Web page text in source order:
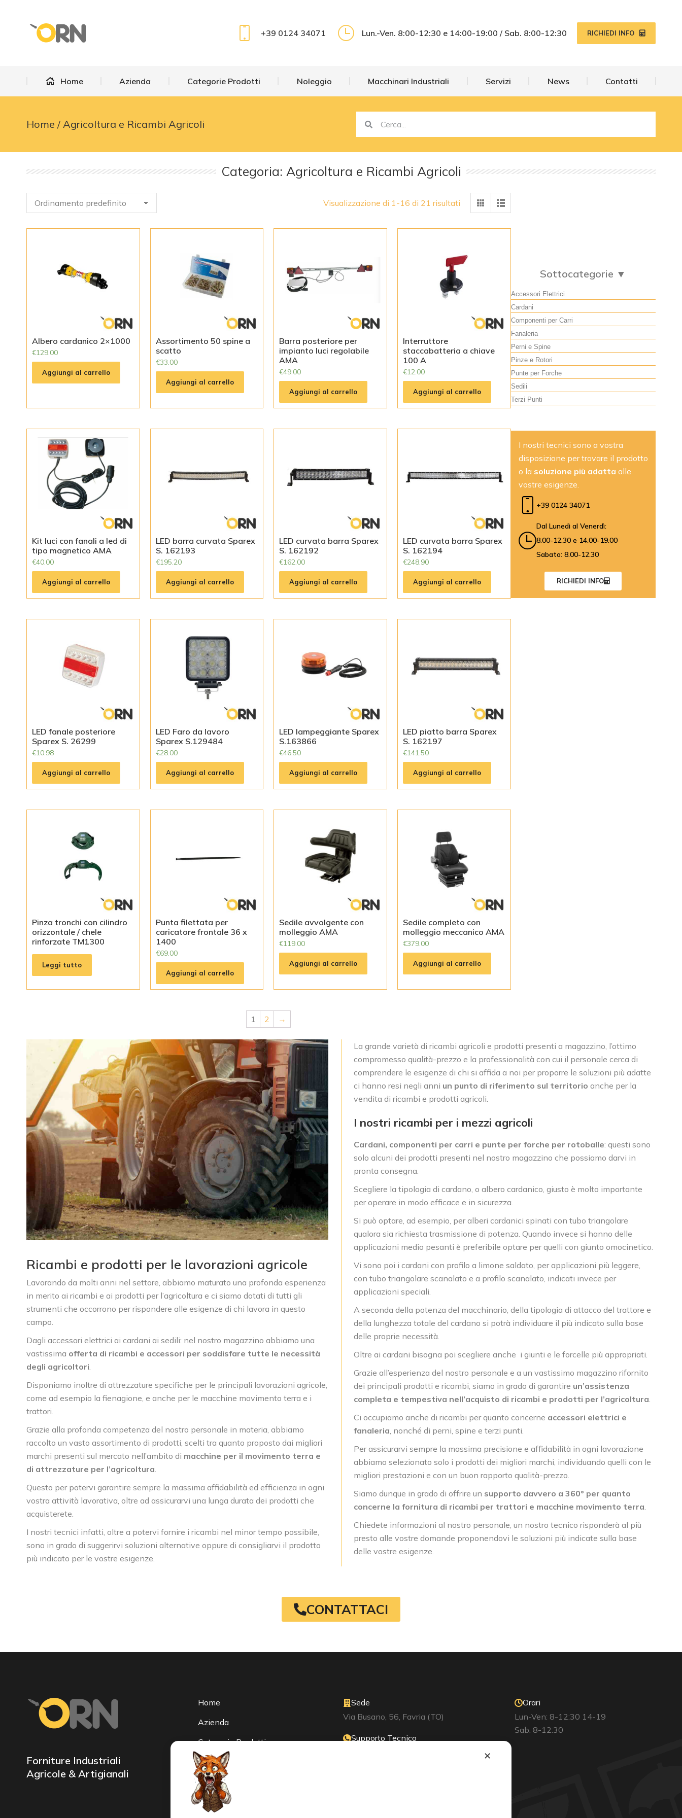
+39 0124 34071 Lun.-Ven. 8:00-12:30 e 14:00-19:00 / Sab. 8:00-12:30 RICHIEDI INFO
Home Azienda Categorie Prodotti Noleggio Macchinari Industriali Servizi News Contatti
You are here:
Home Agricoltura e Ricambi Agricoli
Categoria: Agricoltura e Ricambi Agricoli
Visualizzazione di 1-16 di 21 risultati
Albero cardanico 2×1000
€129.00
Aggiungi al carrello
Assortimento 50 spine a
scatto
€33.00
Aggiungi al carrello
Barra posteriore per
impianto luci regolabile
AMA
€49.00
Aggiungi al carrello
Interruttore
staccabatteria a chiave
100 A
€12.00
Aggiungi al carrello
Kit luci con fanali a led di
tipo magnetico AMA
€40.00
Aggiungi al carrello
LED barra curvata Sparex
S. 162193
€195.20
Aggiungi al carrello
LED curvata barra Sparex
S. 162192
€162.00
Aggiungi al carrello
LED curvata barra Sparex
S. 162194
€248.90
Aggiungi al carrello
LED fanale posteriore
Sparex S. 26299
€10.98
Aggiungi al carrello
LED Faro da lavoro
Sparex S.129484
€28.00
Aggiungi al carrello
LED lampeggiante Sparex
S.163866
€46.50
Aggiungi al carrello
LED piatto barra Sparex
S. 162197
€141.50
Aggiungi al carrello
Pinza tronchi con cilindro
orizzontale / chele
rinforzate TM1300
Leggi tutto
Punta filettata per
caricatore frontale 36 x
1400
€69.00
Aggiungi al carrello
Sedile avvolgente con
molleggio AMA
€119.00
Aggiungi al carrello
Sedile completo con
molleggio meccanico AMA
€379.00
Aggiungi al carrello
1 2 →
Sottocategorie ▼
Accessori Elettrici
Cardani
Componenti per Carri
Fanaleria
Perni e Spine
Pinze e Rotori
Punte per Forche
Sedili
Terzi Punti
I nostri tecnici sono a vostra
disposizione per trovare il prodotto
o la soluzione più adatta alle
vostre esigenze.
+39 0124 34071
Dal Lunedì al Venerdì:
8.00-12.30 e 14.00-19.00
Sabato: 8.00-12.30
RICHIEDI INFO
Ricambi e prodotti per le lavorazioni agricole
Lavorando da molti anni nel settore, abbiamo maturato una profonda esperienza
in merito ai ricambi e ai prodotti per l’agricoltura e ci siamo dotati di tutti gli
strumenti che occorrono per rispondere alle esigenze di chi lavora in questo
campo.
Dagli accessori elettrici ai cardani ai sedili: nel nostro magazzino abbiamo una
vastissima offerta di ricambi e accessori per soddisfare tutte le necessità
degli agricoltori.
Disponiamo inoltre di attrezzature specifiche per le principali lavorazioni agricole,
come ad esempio la fienagione, e anche per le macchine movimento terra e i
trattori.
Grazie alla profonda competenza del nostro personale in materia, abbiamo
raccolto un vasto assortimento di prodotti, scelti tra quanto proposto dai migliori
marchi presenti sul mercato nell’ambito di macchine per il movimento terra e
di attrezzature per l’agricoltura.
Questo per potervi garantire sempre la massima affidabilità ed efficienza in ogni
vostra attività lavorativa, oltre ad assicurarvi una lunga durata dei prodotti che
acquisterete.
I nostri tecnici infatti, oltre a potervi fornire i ricambi nel minor tempo possibile,
sono in grado di suggerirvi soluzioni alternative oppure di consigliarvi il prodotto
più indicato per le vostre esigenze.
La grande varietà di ricambi agricoli e prodotti presenti a magazzino, l’ottimo
compromesso qualità-prezzo e la professionalità con cui il personale cerca di
comprendere le esigenze di chi si affida a noi per proporre le soluzioni più adatte
ci hanno resi negli anni un punto di riferimento sul territorio anche per la
vendita di ricambi e prodotti agricoli.
I nostri ricambi per i mezzi agricoli
Cardani, componenti per carri e punte per forche per rotoballe: questi sono
solo alcuni dei prodotti presenti nel nostro magazzino che possiamo darvi in
pronta consegna.
Scegliere la tipologia di cardano, o albero cardanico, giusto è molto importante
per operare in modo efficace e in sicurezza.
Si può optare, ad esempio, per alberi cardanici spinati con tubo triangolare
qualora sia richiesta trasmissione di potenza. Quando invece si hanno delle
applicazioni medio pesanti è preferibile optare per quelli con giunto omocinetico.
Vi sono poi i cardani con profilo a limone saldato, per applicazioni più leggere,
con tubo triangolare scanalato e a profilo scanalato, indicati invece per
applicazioni speciali.
A seconda della potenza del macchinario, della tipologia di attacco del trattore e
della lunghezza totale del cardano si potrà individuare il più indicato sulla base
delle proprie necessità.
Oltre ai cardani bisogna poi scegliere anche i giunti e le forcelle più appropriati.
Grazie all’esperienza del nostro personale e a un vastissimo magazzino rifornito
dei principali prodotti e ricambi, siamo in grado di garantire un’assistenza
completa e tempestiva nell’acquisto di ricambi e prodotti per l’agricoltura
Ci occupiamo anche di ricambi per quanto concerne accessori elettrici e
fanaleria , nonché di perni, spine e terzi punti.
Per assicurarvi sempre la massima precisione e affidabilità in ogni lavorazione
abbiamo selezionato solo i prodotti dei migliori marchi, individuando quelli con le
migliori prestazioni e con un buon rapporto qualità-prezzo.
Siamo dunque in grado di offrire un supporto davvero a 360° per quanto
concerne la fornitura di ricambi per trattori e macchine movimento terra
Chiedete informazioni al nostro personale, un nostro tecnico risponderà al più
presto alle vostre domande proponendovi le soluzioni più indicate sulla base
delle vostre esigenze.
CONTATTACI
Forniture Industriali
Agricole & Artigianali
Home
Azienda
Categorie Prodotti
Noleggio
Macchinari Industriali
Servizi
Sede
Via Busano, 56, Favria (TO)
Supporto Tecnico
Orari
Lun-Ven: 8-12:30 14-19
Sab: 8-12:30
✕